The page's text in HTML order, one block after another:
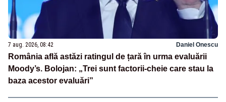
7 aug. 2026, 08:42 Daniel Onescu
România află astăzi ratingul de țară în urma evaluării
Moody’s. Bolojan: „Trei sunt factorii-cheie care stau la
baza acestor evaluări”